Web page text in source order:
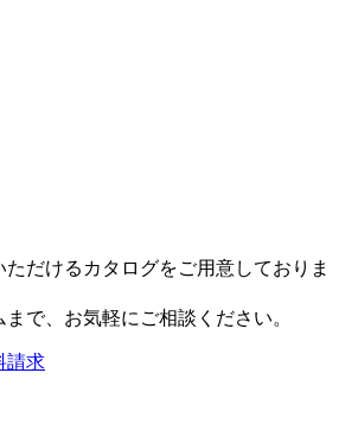
だけるカタログをご用意しておりま
で、お気軽にご相談ください。
請求